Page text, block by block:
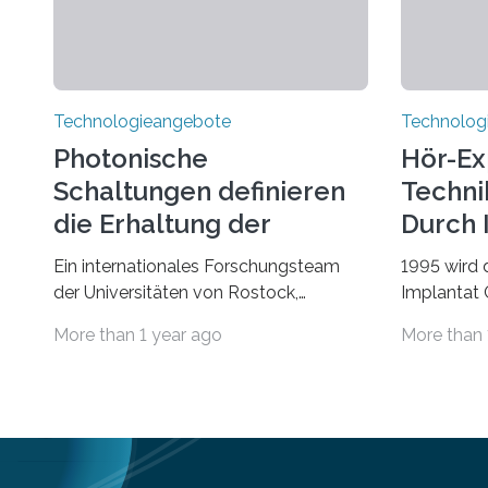
Technologieangebote
Photonische
Schaltungen definieren
die Erhaltung der
Quantenverschränkung
neu
Ein internationales Forschungsteam
der Universitäten von Rostock,
Pennsylvania State und Saint Louis hat
optische Verschränkung. Ihre
Entdeckung wurde online am 28. März
More than 1 year ago
Hör-
Durch
1995 wird
Implantat
More than